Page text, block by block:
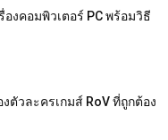
องคอมพิวเตอร์ PC พร้อมวิธี
ตัวละครเกมส์ RoV ที่ถูกต้อง